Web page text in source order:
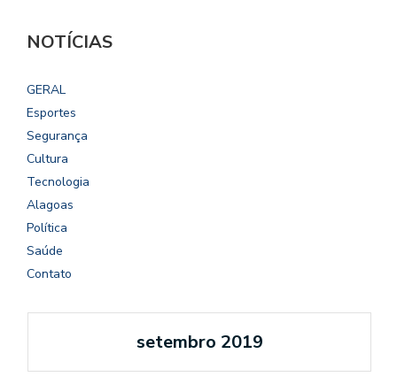
NOTÍCIAS
GERAL
Esportes
Segurança
Cultura
Tecnologia
Alagoas
Política
Saúde
Contato
setembro 2019